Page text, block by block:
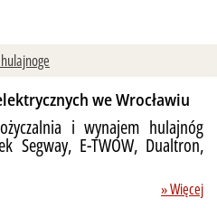
we Wrocławiu
i wynajem hulajnóg
Segway, E-TWOW, Dualtron,
» Więcej